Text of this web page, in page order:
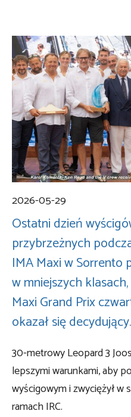
2026-05-29
Ostatni dzień
przybrzeżnych
IMA Maxi w Sorrento
w mniejszych
Maxi Grand Prix
okazał się decydujący.
30-metrowy Leopard 3
lepszymi warunkami, aby
wyścigowym i zwyciężył w
ramach IRC.